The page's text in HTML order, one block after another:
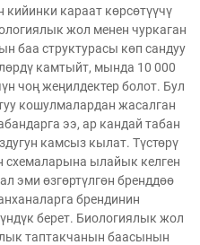
караат көрсөтүүчү
жол менен чуркаган
баа структурасы көп сандуу
камтыйт, мында 10 000
чоң жеңилдектер болот. Бул
кошулмалардан жасалган
ээ, ар кандай табан
камсыз кылат. Түстөрү
схемаларына ылайык келген
эми өзгөртүлгөн бренддөө
брендинин
берет. Биологиялык жол
таптакчанын баасынын